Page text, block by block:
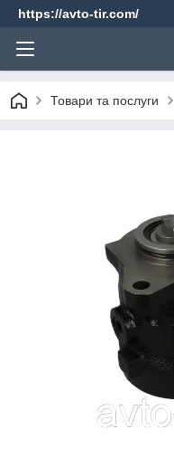
https://avto-tir.com/
Товари та послуги